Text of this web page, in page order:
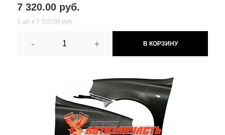
7 320.00 руб.
1 шт х 7 320.00 руб.
- + В КОРЗИНУ